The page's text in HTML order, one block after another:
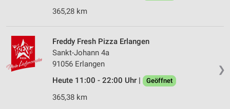
365,28 km
❯
Freddy Fresh Pizza Erlangen
Sankt-Johann 4a
91056 Erlangen
Heute 11:00 - 22:00 Uhr |
Geöffnet
365,38 km